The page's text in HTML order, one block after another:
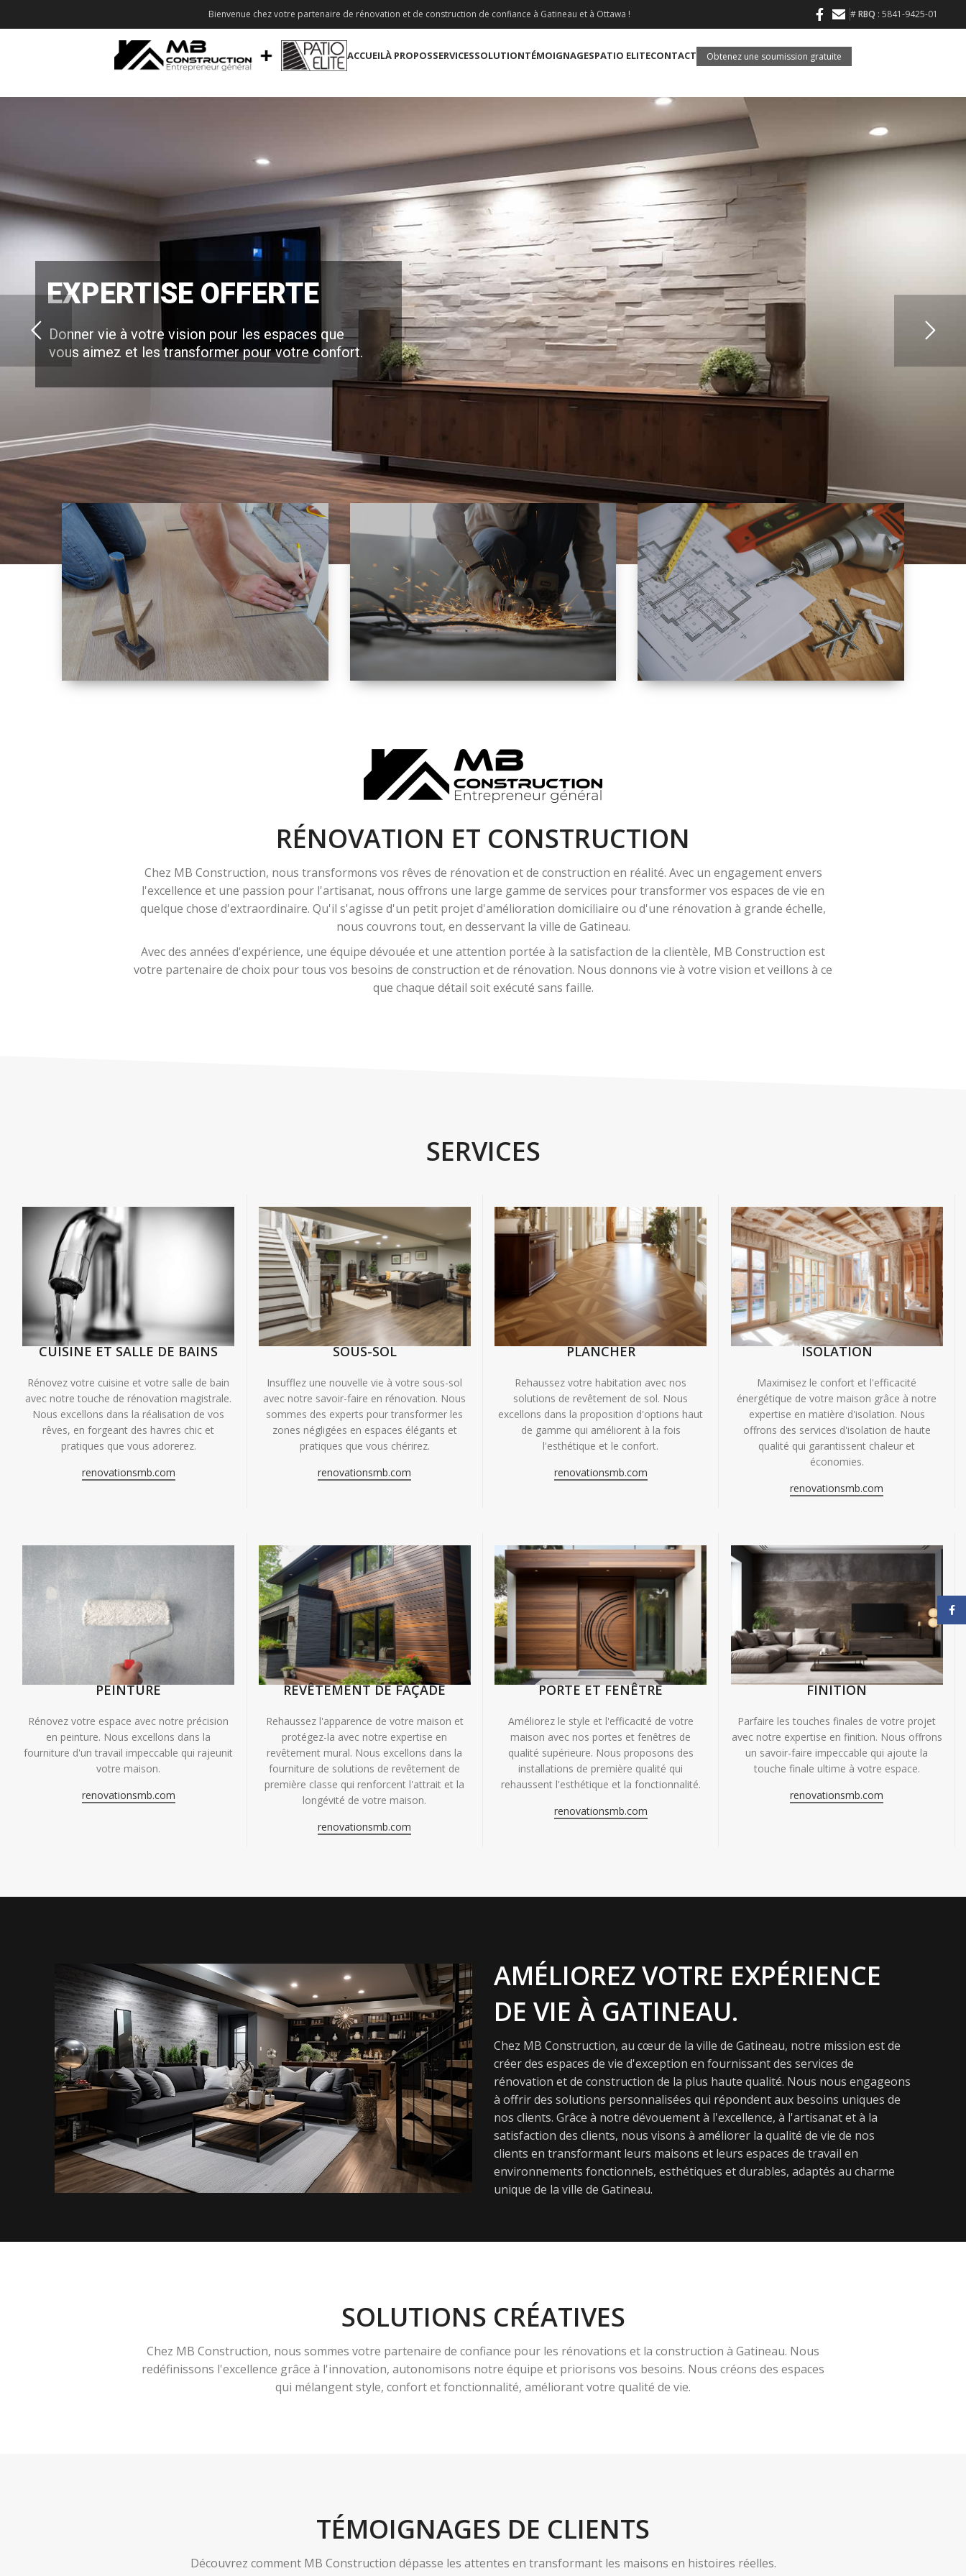
Bienvenue chez votre partenaire de rénovation et de construction de confiance à Gatineau et à Ottawa ! #RBQ : 5841-9425-01
ACCUEILÀ PROPOSSERVICESSOLUTIONTÉMOIGNAGESPATIO ELITECONTACT Obtenez une soumission gratuite
EXPERTISE OFFERTE
Donner vie à votre vision pour les espaces que
vous aimez et les transformer pour votre confort.
INTÉRIEURE ET
EXTÉRIEURE
RÉNOVATION ET CONSTRUCTION
Chez MB Construction, nous transformons vos rêves de rénovation et de construction en réalité. Avec un engagement envers
l'excellence et une passion pour l'artisanat, nous offrons une large gamme de services pour transformer vos espaces de vie en
quelque chose d'extraordinaire. Qu'il s'agisse d'un petit projet d'amélioration domiciliaire ou d'une rénovation à grande échelle,
nous couvrons tout, en desservant la ville de Gatineau.
Avec des années d'expérience, une équipe dévouée et une attention portée à la satisfaction de la clientèle, MB Construction est
votre partenaire de choix pour tous vos besoins de construction et de rénovation. Nous donnons vie à votre vision et veillons à ce
que chaque détail soit exécuté sans faille.
SERVICES
CUISINE ET SALLE DE BAINS
Rénovez votre cuisine et votre salle de bain
avec notre touche de rénovation magistrale.
Nous excellons dans la réalisation de vos
rêves, en forgeant des havres chic et
pratiques que vous adorerez.
renovationsmb.com
SOUS-SOL
Insufflez une nouvelle vie à votre sous-sol
avec notre savoir-faire en rénovation. Nous
sommes des experts pour transformer les
zones négligées en espaces élégants et
pratiques que vous chérirez.
renovationsmb.com
PLANCHER
Rehaussez votre habitation avec nos
solutions de revêtement de sol. Nous
excellons dans la proposition d'options haut
de gamme qui améliorent à la fois
l'esthétique et le confort.
renovationsmb.com
ISOLATION
Maximisez le confort et l'efficacité
énergétique de votre maison grâce à notre
expertise en matière d'isolation. Nous
offrons des services d'isolation de haute
qualité qui garantissent chaleur et
économies.
renovationsmb.com
PEINTURE
Rénovez votre espace avec notre précision
en peinture. Nous excellons dans la
fourniture d'un travail impeccable qui rajeunit
votre maison.
renovationsmb.com
REVÊTEMENT DE FAÇADE
Rehaussez l'apparence de votre maison et
protégez-la avec notre expertise en
revêtement mural. Nous excellons dans la
fourniture de solutions de revêtement de
première classe qui renforcent l'attrait et la
longévité de votre maison.
renovationsmb.com
PORTE ET FENÊTRE
Améliorez le style et l'efficacité de votre
maison avec nos portes et fenêtres de
qualité supérieure. Nous proposons des
installations de première qualité qui
rehaussent l'esthétique et la fonctionnalité.
renovationsmb.com
FINITION
Parfaire les touches finales de votre projet
avec notre expertise en finition. Nous offrons
un savoir-faire impeccable qui ajoute la
touche finale ultime à votre espace.
renovationsmb.com
AMÉLIOREZ VOTRE EXPÉRIENCE
DE VIE À GATINEAU.
Chez MB Construction, au cœur de la ville de Gatineau, notre mission est de
créer des espaces de vie d'exception en fournissant des services de
rénovation et de construction de la plus haute qualité. Nous nous engageons
à offrir des solutions personnalisées qui répondent aux besoins uniques de
nos clients. Grâce à notre dévouement à l'excellence, à l'artisanat et à la
satisfaction des clients, nous visons à améliorer la qualité de vie de nos
clients en transformant leurs maisons et leurs espaces de travail en
environnements fonctionnels, esthétiques et durables, adaptés au charme
unique de la ville de Gatineau.
SOLUTIONS CRÉATIVES
Chez MB Construction, nous sommes votre partenaire de confiance pour les rénovations et la construction à Gatineau. Nous
redéfinissons l'excellence grâce à l'innovation, autonomisons notre équipe et priorisons vos besoins. Nous créons des espaces
qui mélangent style, confort et fonctionnalité, améliorant votre qualité de vie.
TÉMOIGNAGES DE CLIENTS
Découvrez comment MB Construction dépasse les attentes en transformant les maisons en histoires réelles.